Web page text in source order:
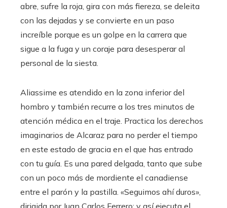
abre, sufre la roja, gira con más fiereza, se deleita
con las dejadas y se convierte en un paso
increíble porque es un golpe en la carrera que
sigue a la fuga y un coraje para desesperar al
personal de la siesta.
Aliassime es atendido en la zona inferior del
hombro y también recurre a los tres minutos de
atención médica en el traje. Practica los derechos
imaginarios de Alcaraz para no perder el tiempo
en este estado de gracia en el que has entrado
con tu guía. Es una pared delgada, tanto que sube
con un poco más de mordiente el canadiense
entre el parón y la pastilla. «Seguimos ahí duros»,
dirigida por Juan Carlos Ferrero; y así ejecuta el